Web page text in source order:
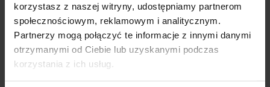
korzystasz z naszej witryny, udostępniamy partnerom
społecznościowym, reklamowym i analitycznym.
Partnerzy mogą połączyć te informacje z innymi danymi
otrzymanymi od Ciebie lub uzyskanymi podczas
korzystania z ich usług.
Co to jest system BCA?